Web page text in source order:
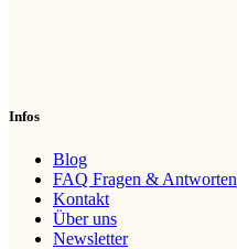
Infos
Blog
FAQ Fragen & Antworten
Kontakt
Über uns
Newsletter